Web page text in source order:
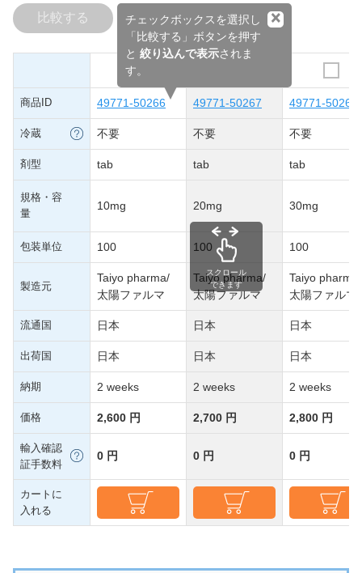
チェックボックスを選択し
「比較する」ボタンを押す
と 絞り込んで表示されま
す。
×
比較する
商品ID 49771-50266 49771-50267 49771-50268
冷蔵 不要 不要 不要
剤型 tab tab tab
規格・容
量
10mg 20mg 30mg
包装単位 100 100 100
製造元
Taiyo pharma/
太陽ファルマ
Taiyo pharma/
太陽ファルマ
Taiyo pharma/
太陽ファルマ
流通国 日本 日本 日本
出荷国 日本 日本 日本
納期 2 weeks 2 weeks 2 weeks
価格 2,600 円 2,700 円 2,800 円
輸入確認
証手数料
0 円 0 円 0 円
カートに
入れる
スクロール
できます